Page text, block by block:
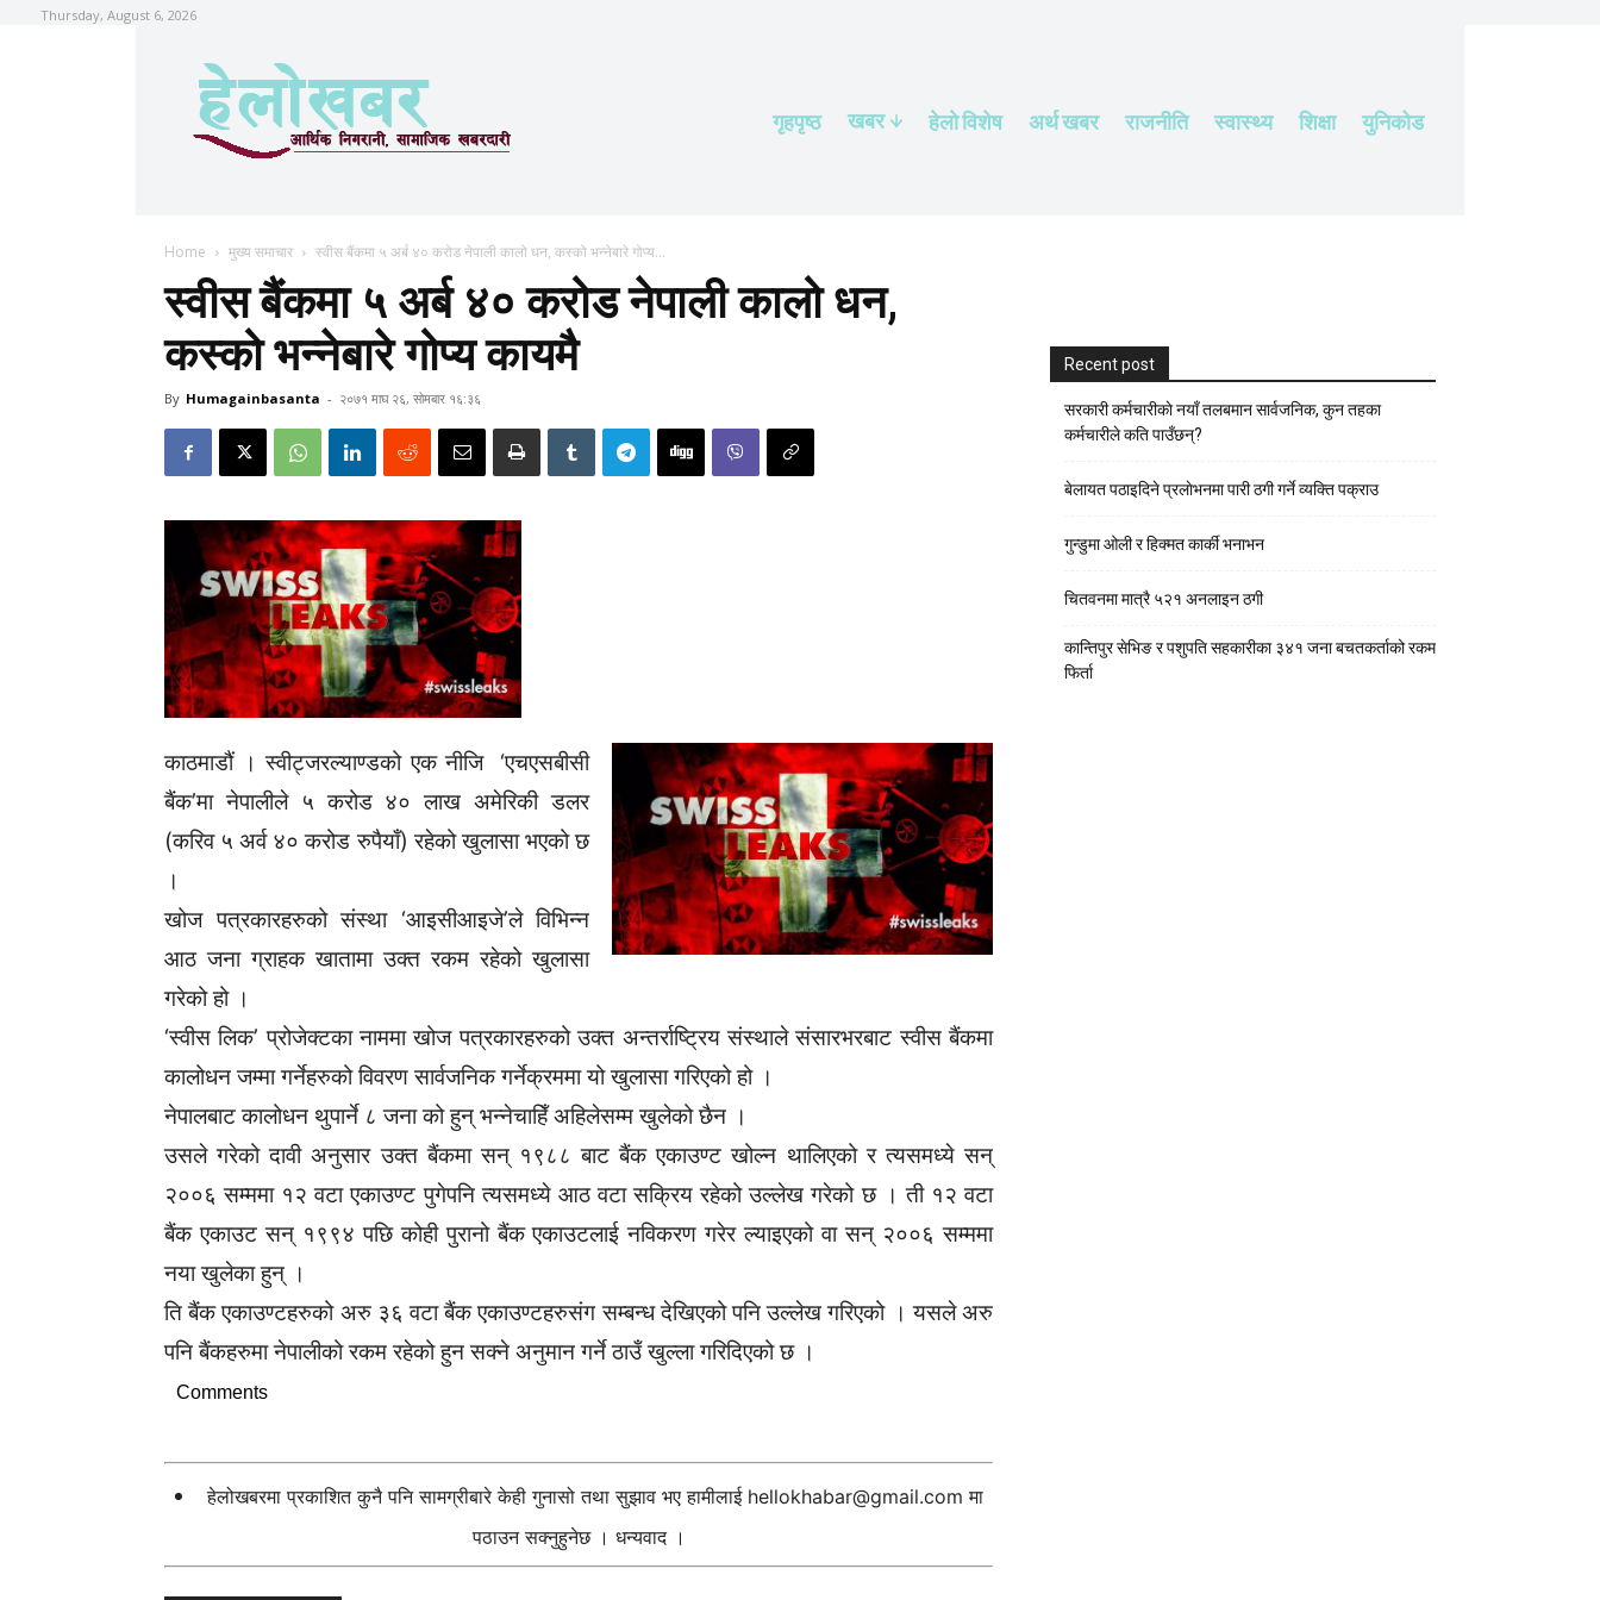
Thursday, August 6, 2026
गृहपृष्ठ खबर हेलाे विशेष अर्थ खबर राजनीति स्वास्थ्य शिक्षा युनिकोड
Home मुख्य समाचार स्वीस बैंकमा ५ अर्ब ४० करोड नेपाली कालो धन, कस्को भन्नेबारे गोप्य...
स्वीस बैंकमा ५ अर्ब ४० करोड नेपाली कालो धन,
कस्को भन्नेबारे गोप्य कायमै
By Humagainbasanta - २०७१ माघ २६, सोमबार १६:३६
काठमाडौं । स्वीट्जरल्याण्डको एक नीजि ‘एचएसबीसी
बैंक’मा नेपालीले ५ करोड ४० लाख अमेरिकी डलर
(करिव ५ अर्व ४० करोड रुपैयाँ) रहेको खुलासा भएको छ
।
खोज पत्रकारहरुको संस्था ‘आइसीआइजे’ले विभिन्न
आठ जना ग्राहक खातामा उक्त रकम रहेको खुलासा
गरेको हो ।
‘स्वीस लिक’ प्रोजेक्टका नाममा खोज पत्रकारहरुको उक्त अन्तर्राष्ट्रिय संस्थाले संसारभरबाट स्वीस बैंकमा
कालोधन जम्मा गर्नेहरुको विवरण सार्वजनिक गर्नेक्रममा यो खुलासा गरिएको हो ।
नेपालबाट कालोधन थुपार्ने ८ जना को हुन् भन्नेचाहिँ अहिलेसम्म खुलेको छैन ।
उसले गरेको दावी अनुसार उक्त बैंकमा सन् १९८८ बाट बैंक एकाउण्ट खोल्न थालिएको र त्यसमध्ये सन्
२००६ सम्ममा १२ वटा एकाउण्ट पुगेपनि त्यसमध्ये आठ वटा सक्रिय रहेको उल्लेख गरेको छ । ती १२ वटा
बैंक एकाउट सन् १९९४ पछि कोही पुरानो बैंक एकाउटलाई नविकरण गरेर ल्याइएको वा सन् २००६ सम्ममा
नया खुलेका हुन् ।
ति बैंक एकाउण्टहरुको अरु ३६ वटा बैंक एकाउण्टहरुसंग सम्बन्ध देखिएको पनि उल्लेख गरिएको । यसले अरु
पनि बैंकहरुमा नेपालीको रकम रहेको हुन सक्ने अनुमान गर्ने ठाउँ खुल्ला गरिदिएको छ ।
Comments
हेलोखबरमा प्रकाशित कुनै पनि सामग्रीबारे केही गुनासो तथा सुझाव भए हामीलाई hellokhabar@gmail.com मा
पठाउन सक्नुहुनेछ । धन्यवाद ।
Recent post
सरकारी कर्मचारीकाे नयाँ तलबमान सार्वजनिक, कुन तहका
कर्मचारीले कति पाउँछन्?
बेलायत पठाइदिने प्रलाेभनमा पारी ठगी गर्ने व्यक्ति पक्राउ
गुन्डुमा ओली र हिक्मत कार्की भनाभन
चितवनमा मात्रै ५२१ अनलाइन ठगी
कान्तिपुर सेभिङ र पशुपति सहकारीका ३४१ जना बचतकर्ताको रकम
फिर्ता